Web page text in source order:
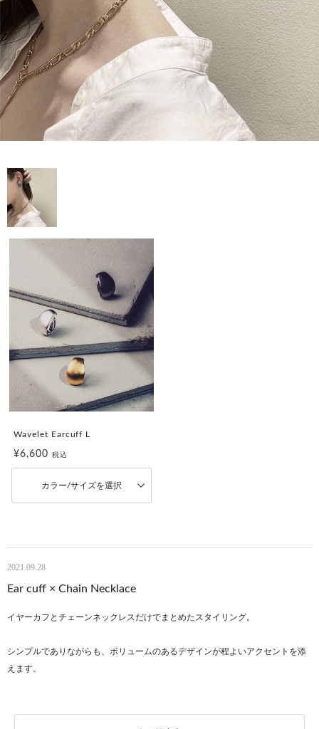
Wavelet Earcuff L
¥6,600 税込
カラー/サイズを選択
2021.09.28
Ear cuff × Chain Necklace
イヤーカフとチェーンネックレスだけでまとめたスタイリング。
シンプルでありながらも、ボリュームのあるデザインが程よいアクセントを添
えます。